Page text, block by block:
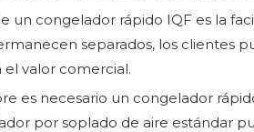
un congelador rápido IQF es la
separados, los clientes
valor comercial.
es necesario un congelador
por soplado de aire estándar